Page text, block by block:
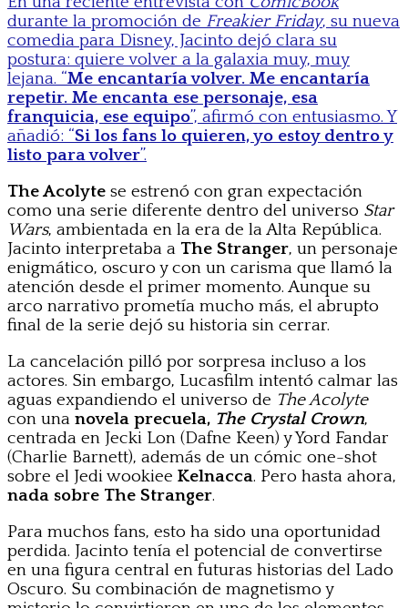
durante la promoción de Freakier Friday, su nueva
comedia para Disney, Jacinto dejó clara su
postura: quiere volver a la galaxia muy, muy
lejana. “Me encantaría volver. Me encantaría
repetir. Me encanta ese personaje, esa
franquicia, ese equipo”, afirmó con entusiasmo. Y
añadió: “Si los fans lo quieren, yo estoy dentro y
listo para volver”.
The Acolyte se estrenó con gran expectación
como una serie diferente dentro del universo Star
Wars, ambientada en la era de la Alta República.
Jacinto interpretaba a The Stranger, un personaje
enigmático, oscuro y con un carisma que llamó la
atención desde el primer momento. Aunque su
arco narrativo prometía mucho más, el abrupto
final de la serie dejó su historia sin cerrar.
La cancelación pilló por sorpresa incluso a los
actores. Sin embargo, Lucasfilm intentó calmar las
aguas expandiendo el universo de The Acolyte
con una novela precuela, The Crystal Crown,
centrada en Jecki Lon (Dafne Keen) y Yord Fandar
(Charlie Barnett), además de un cómic one-shot
sobre el Jedi wookiee Kelnacca. Pero hasta ahora,
nada sobre The Stranger.
Para muchos fans, esto ha sido una oportunidad
perdida. Jacinto tenía el potencial de convertirse
en una figura central en futuras historias del Lado
Oscuro. Su combinación de magnetismo y